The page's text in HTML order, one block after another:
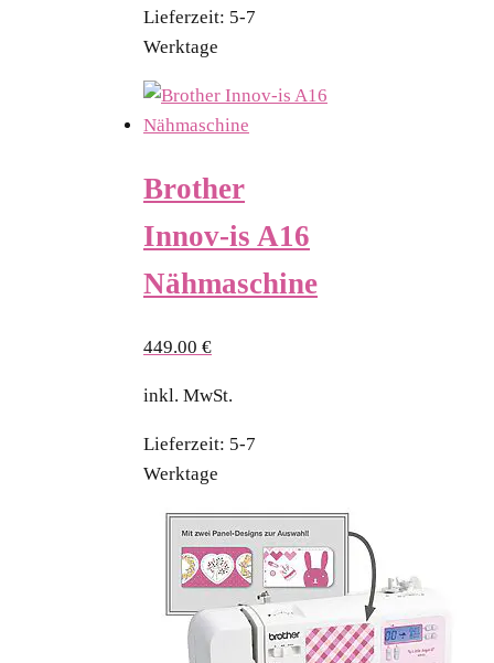
Lieferzeit: 5-7
Werktage
Brother
Innov-is A16
Nähmaschine
449.00 €
inkl. MwSt.
Lieferzeit: 5-7
Werktage